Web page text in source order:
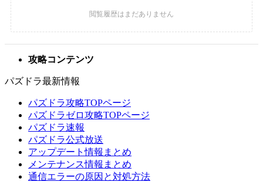
攻略コンテンツ
パズドラ最新情報
パズドラ攻略TOPページ
パズドラゼロ攻略TOPページ
パズドラ速報
パズドラ公式放送
アップデート情報まとめ
メンテナンス情報まとめ
通信エラーの原因と対処方法